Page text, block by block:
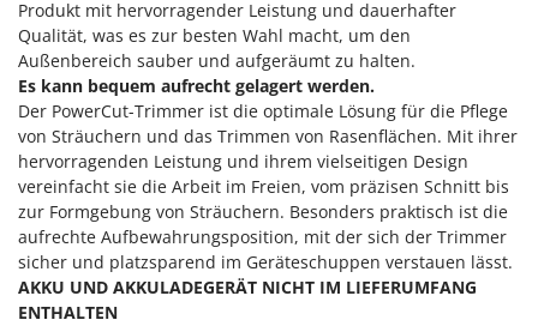
Sämaschinen und Düngerstreuer
Scheibenpflüge
Schneefräsen
Schneeräumer
Schrotmühlen - elektrisch
Schwader für Traktoren
Schweißgeräte
Seilwinden - Motorseilwinden
Sichelmähwerke für Traktoren
GYS
H
Hailo
Helvi
Henx
HiKOKI
Honda
I
Idromatic
Produkt mit hervorragender Leistung und dauerhafter
Qualität, was es zur besten Wahl macht, um den
Außenbereich sauber und aufgeräumt zu halten.
Es kann bequem aufrecht gelagert werden.
Der PowerCut-Trimmer ist die optimale Lösung für die Pflege
von Sträuchern und das Trimmen von Rasenflächen. Mit ihrer
hervorragenden Leistung und ihrem vielseitigen Design
vereinfacht sie die Arbeit im Freien, vom präzisen Schnitt bis
zur Formgebung von Sträuchern. Besonders praktisch ist die
aufrechte Aufbewahrungsposition, mit der sich der Trimmer
sicher und platzsparend im Geräteschuppen verstauen lässt.
AKKU UND AKKULADEGERÄT NICHT IM LIEFERUMFANG
ENTHALTEN